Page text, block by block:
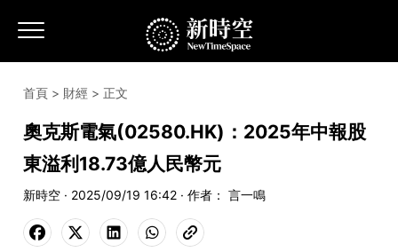
首頁 > 財經 > 正文
奧克斯電氣(02580.HK)：2025年中報股
東溢利18.73億人民幣元
新時空 · 2025/09/19 16:42 · 作者： 言一鳴